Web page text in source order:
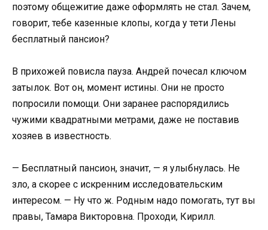
поэтому общежитие даже оформлять не стал. Зачем,
говорит, тебе казенные клопы, когда у тети Лены
бесплатный пансион?
В прихожей повисла пауза. Андрей почесал ключом
затылок. Вот он, момент истины. Они не просто
попросили помощи. Они заранее распорядились
чужими квадратными метрами, даже не поставив
хозяев в известность.
— Бесплатный пансион, значит, — я улыбнулась. Не
зло, а скорее с искренним исследовательским
интересом. — Ну что ж. Родным надо помогать, тут вы
правы, Тамара Викторовна. Проходи, Кирилл.